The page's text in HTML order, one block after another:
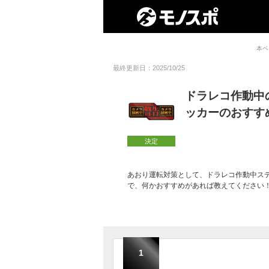
本
最終更新日：2025/10/25
決定
ドラレコ作動
ッカーのおす
あおり運転対策として、ドラレコ作動中ス
で、何かおすすめがあれば教えてください
1